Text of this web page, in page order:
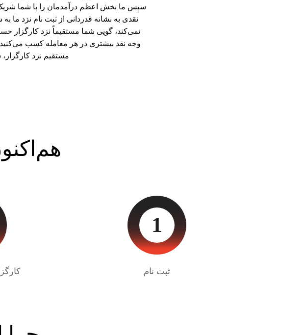
سپس ما بخش اعظم درآمدمان را با شما
نقدی به نشانه قدردانی از ثبت نام نزد ما
نمی‌کند، گویی شما مستقیماً نزد کارگزار
وجه نقد بیشتری در هر معامله کسب
مستقیم نزد
1
ثبت نام